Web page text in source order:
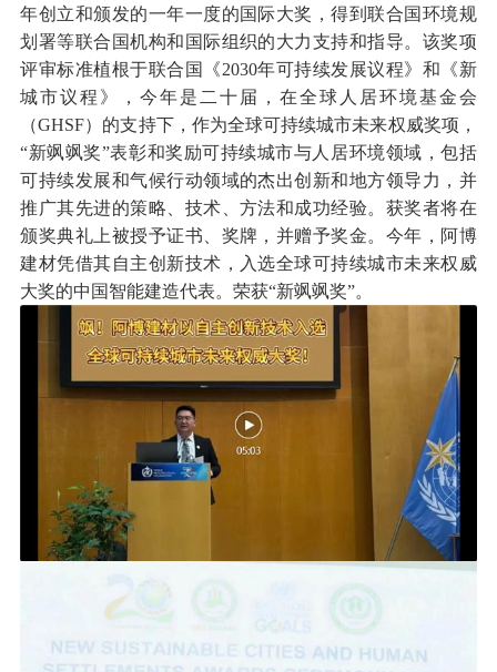
年创立和颁发的一年一度的国际大奖，得到联合国环境规
划署等联合国机构和国际组织的大力支持和指导。该奖项
评审标准植根于联合国《2030年可持续发展议程》和《新
城市议程》，今年是二十届，在全球人居环境基金会
（GHSF）的支持下，作为全球可持续城市未来权威奖项，
“新飒飒奖”表彰和奖励可持续城市与人居环境领域，包括
可持续发展和气候行动领域的杰出创新和地方领导力，并
推广其先进的策略、技术、方法和成功经验。获奖者将在
颁奖典礼上被授予证书、奖牌，并赠予奖金。今年，阿博
建材凭借其自主创新技术，入选全球可持续城市未来权威
大奖的中国智能建造代表。荣获“新飒飒奖”。